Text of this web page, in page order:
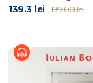
139.3 lei 199.00 lei